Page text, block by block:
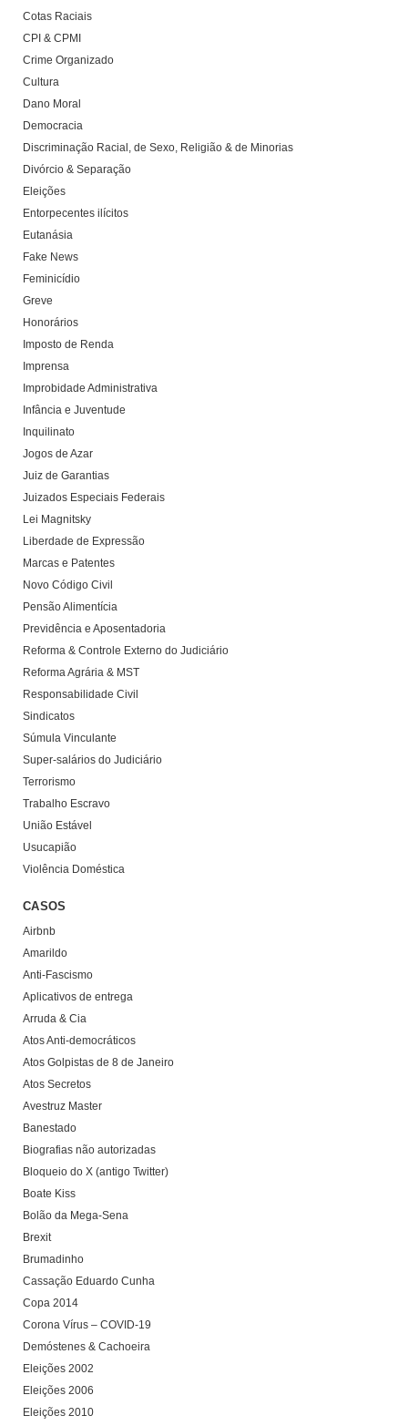
Cotas Raciais
CPI & CPMI
Crime Organizado
Cultura
Dano Moral
Democracia
Discriminação Racial, de Sexo, Religião & de Minorias
Divórcio & Separação
Eleições
Entorpecentes ilícitos
Eutanásia
Fake News
Feminicídio
Greve
Honorários
Imposto de Renda
Imprensa
Improbidade Administrativa
Infância e Juventude
Inquilinato
Jogos de Azar
Juiz de Garantias
Juizados Especiais Federais
Lei Magnitsky
Liberdade de Expressão
Marcas e Patentes
Novo Código Civil
Pensão Alimentícia
Previdência e Aposentadoria
Reforma & Controle Externo do Judiciário
Reforma Agrária & MST
Responsabilidade Civil
Sindicatos
Súmula Vinculante
Super-salários do Judiciário
Terrorismo
Trabalho Escravo
União Estável
Usucapião
Violência Doméstica
CASOS
Airbnb
Amarildo
Anti-Fascismo
Aplicativos de entrega
Arruda & Cia
Atos Anti-democráticos
Atos Golpistas de 8 de Janeiro
Atos Secretos
Avestruz Master
Banestado
Biografias não autorizadas
Bloqueio do X (antigo Twitter)
Boate Kiss
Bolão da Mega-Sena
Brexit
Brumadinho
Cassação Eduardo Cunha
Copa 2014
Corona Vírus – COVID-19
Demóstenes & Cachoeira
Eleições 2002
Eleições 2006
Eleições 2010